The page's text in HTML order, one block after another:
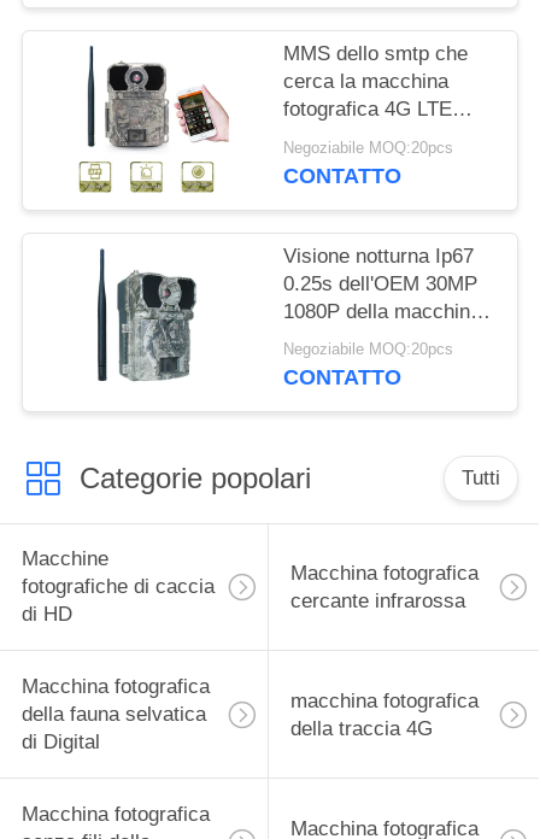
PRIVACY
MMS dello smtp che
cerca la macchina
fotografica 4G LTE
GPS IP67 della traccia
impermeabile
Negoziabile MOQ:20pcs
CONTATTO
Visione notturna Ip67
0.25s dell'OEM 30MP
1080P della macchina
fotografica della traccia
di GPS del fuoco fisso
Negoziabile MOQ:20pcs
CONTATTO
Categorie popolari Tutti
Macchine
fotografiche di caccia
di HD
Macchina fotografica
cercante infrarossa
Macchina fotografica
della fauna selvatica
di Digital
macchina fotografica
della traccia 4G
Macchina fotografica
Macchina fotografica